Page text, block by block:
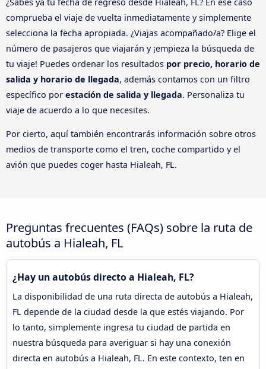
comprueba el viaje de vuelta inmediatamente y simplemente
selecciona la fecha apropiada. ¿Viajas acompañado/a? Elige el
número de pasajeros que viajarán y ¡empieza la búsqueda de
tu viaje! Puedes ordenar los resultados por precio, horario de
salida y horario de llegada, además contamos con un filtro
específico por estación de salida y llegada. Personaliza tu
viaje de acuerdo a lo que necesites.
Por cierto, aquí también encontrarás información sobre otros
medios de transporte como el tren, coche compartido y el
avión que puedes coger hasta Hialeah, FL.
Preguntas frecuentes (FAQs) sobre la ruta de
autobús a Hialeah, FL
¿Hay un autobús directo a Hialeah, FL?
La disponibilidad de una ruta directa de autobús a Hialeah,
FL depende de la ciudad desde la que estés viajando. Por
lo tanto, simplemente ingresa tu ciudad de partida en
nuestra búsqueda para averiguar si hay una conexión
directa en autobús a Hialeah, FL. En este contexto, ten en